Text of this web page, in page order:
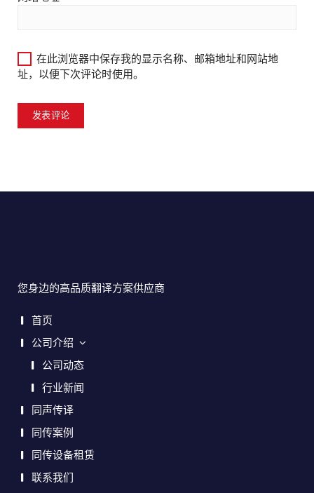
在此浏览器中保存我的显示名称、邮箱地址和网站地
址，以便下次评论时使用。
您身边的高品质翻译方案供应商
首页
公司介绍
公司动态
行业新闻
同声传译
同传案例
同传设备租赁
联系我们